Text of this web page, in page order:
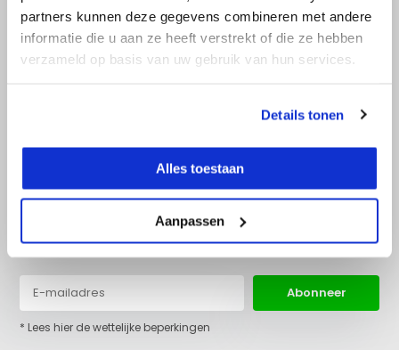
partners kunnen deze gegevens combineren met andere
informatie die u aan ze heeft verstrekt of die ze hebben
verzameld op basis van uw gebruik van hun services.
Details tonen
Alles toestaan
Aanpassen
Doe onze online keuzehulp
+31 (0)36 522 68 03
Blijf op de hoogte van het laatste nieuws en onze acties:
Abonneer
* Lees hier de wettelijke beperkingen